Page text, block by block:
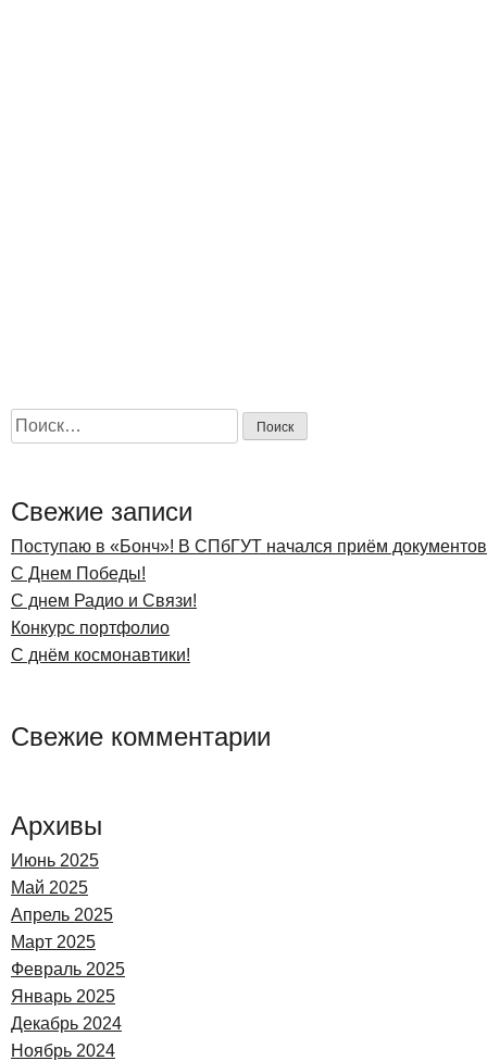
Найти:
Свежие записи
Поступаю в «Бонч»! В СПбГУТ начался приём документов
С Днем Победы!
С днем Радио и Связи!
Конкурс портфолио
С днём космонавтики!
Свежие комментарии
Архивы
Июнь 2025
Май 2025
Апрель 2025
Март 2025
Февраль 2025
Январь 2025
Декабрь 2024
Ноябрь 2024